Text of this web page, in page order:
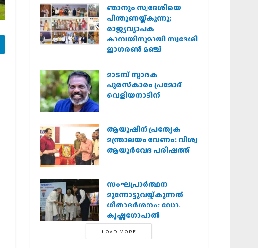
ഞാനും സ്വദേശിയെ
പിന്തുണയ്ക്കുന്നു;
രാജ്യവ്യാപക
കാമ്പയിനുമായി സ്വദേശി
ജാഗരണ്‍ മഞ്ച്
മാടമ്പ് സ്മാരക
പുരസ്‌കാരം പ്രമോദ്
വെളിയനാടിന്
ആയുഷിന് പ്രത്യേക
മന്ത്രാലയം വേണം: വിശ്വ
ആയുര്‍വേദ പരിഷത്ത്
സംഘപ്രാര്‍ത്ഥന
മുന്നോട്ടുവയ്ക്കുന്നത്
ഗീതാദര്‍ശനം: ഡോ.
കൃഷ്ണഗോപാല്‍
LOAD MORE